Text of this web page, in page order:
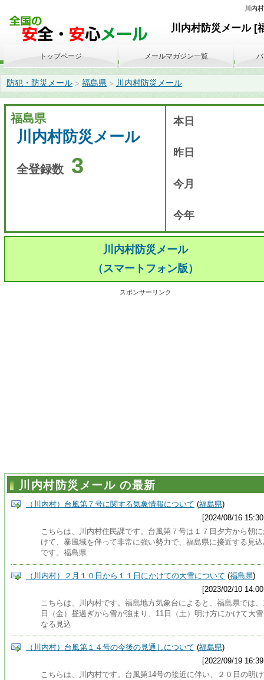
川内
川内村防災メール [
防犯・防災メール > 福島県 > 川内村防災メール
福島県
川内村防災メール
全登録数 3
本日
昨日
今月
今年
川内村防災メール
（スマートフォン版）
スポンサーリンク
川内村防災メール の最新
（川内村）台風第７号に関する気象情報について (福島県)
[2024/08/16
こちらは、川内村住民課です。台風第７号は１７日夕方から朝
けて、暴風域を伴って非常に強い勢力で、福島県に接近する見
です。福島県
（川内村）２月１０日から１１日にかけての大雪について (福島県)
[2023/02/10
こちらは、川内村です。福島地方気象台によると、福島県では、
日（金）昼過ぎから雪が強まり、11日（土）明け方にかけて大
なる見込
（川内村）台風第１４号の今後の見通しについて (福島県)
[2022/09/19
こちらは、川内村です。台風第14号の接近に伴い、２０日の明
トップページ メールマガジン一覧